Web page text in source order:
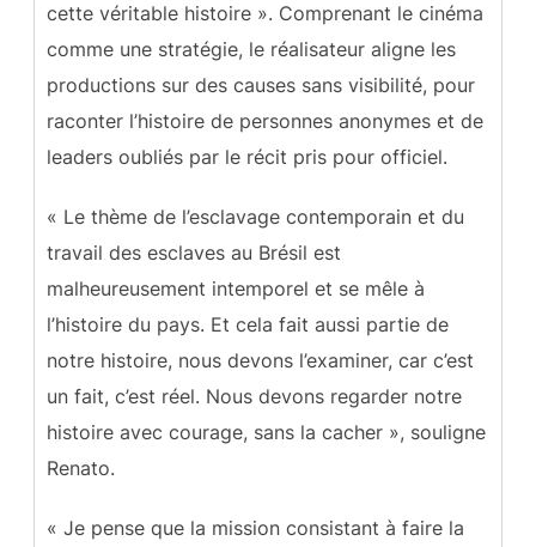
cette véritable histoire ». Comprenant le cinéma
comme une stratégie, le réalisateur aligne les
productions sur des causes sans visibilité, pour
raconter l’histoire de personnes anonymes et de
leaders oubliés par le récit pris pour officiel.
« Le thème de l’esclavage contemporain et du
travail des esclaves au Brésil est
malheureusement intemporel et se mêle à
l’histoire du pays. Et cela fait aussi partie de
notre histoire, nous devons l’examiner, car c’est
un fait, c’est réel. Nous devons regarder notre
histoire avec courage, sans la cacher », souligne
Renato.
« Je pense que la mission consistant à faire la